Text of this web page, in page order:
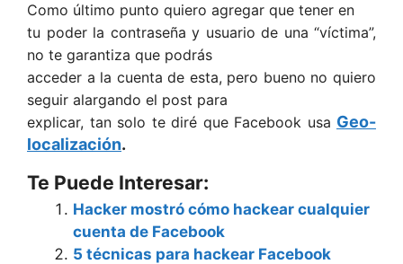
Como último punto quiero agregar que tener en
tu poder la contraseña y usuario de una “víctima”,
no te garantiza que podrás
acceder a la cuenta de esta, pero bueno no quiero
seguir alargando el post para
explicar, tan solo te diré que Facebook usa Geo-
localización.
Te Puede Interesar:
Hacker mostró cómo hackear cualquier
cuenta de Facebook
5 técnicas para hackear Facebook